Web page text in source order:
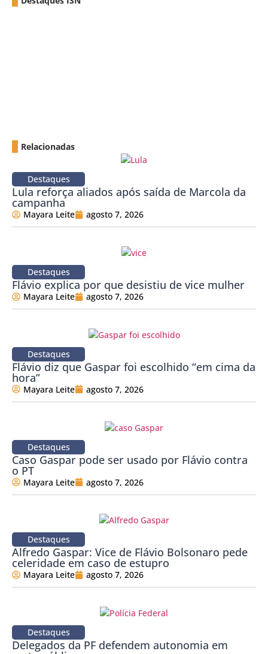
Relacionadas
Destaques
Lula reforça aliados após saída de Marcola da
campanha
Mayara Leite agosto 7, 2026
Destaques
Flávio explica por que desistiu de vice mulher
Mayara Leite agosto 7, 2026
Destaques
Flávio diz que Gaspar foi escolhido “em cima da
hora”
Mayara Leite agosto 7, 2026
Destaques
Caso Gaspar pode ser usado por Flávio contra
o PT
Mayara Leite agosto 7, 2026
Destaques
Alfredo Gaspar: Vice de Flávio Bolsonaro pede
celeridade em caso de estupro
Mayara Leite agosto 7, 2026
Destaques
Delegados da PF defendem autonomia em